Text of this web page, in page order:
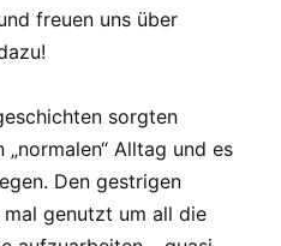
freuen uns über
sorgten
Alltag und es
Den gestrigen
genutzt um all die